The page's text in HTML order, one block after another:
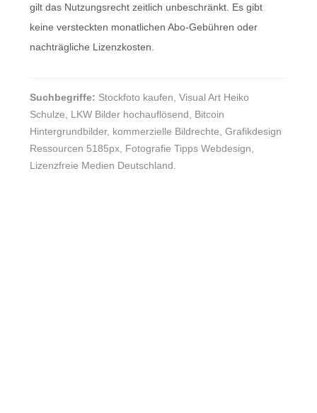
gilt das Nutzungsrecht zeitlich unbeschränkt. Es gibt
keine versteckten monatlichen Abo-Gebühren oder
nachträgliche Lizenzkosten.
Suchbegriffe: Stockfoto kaufen, Visual Art Heiko
Schulze, LKW Bilder hochauflösend, Bitcoin
Hintergrundbilder, kommerzielle Bildrechte, Grafikdesign
Ressourcen 5185px, Fotografie Tipps Webdesign,
Lizenzfreie Medien Deutschland.